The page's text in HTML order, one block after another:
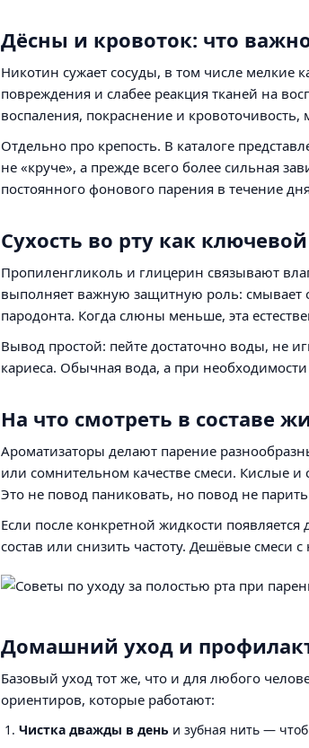
Дёсны и кровоток: что
Никотин сужает сосуды, в том числе
повреждения и слабее реакция тканей на
воспаления, покраснение и
Отдельно про крепость. В каталоге
не «круче», а прежде всего более сильная
постоянного фонового парения в течение
Сухость во рту как
Пропиленгликоль и глицерин связывают
выполняет важную защитную роль: смывает
пародонта. Когда слюны меньше, эта
Вывод простой: пейте достаточно воды, не
кариеса. Обычная вода, а при
На что смотреть в составе
Ароматизаторы делают парение
или сомнительном качестве смеси. Кислые и
Это не повод паниковать, но повод не
Если после конкретной жидкости
состав или снизить частоту. Дешёвые смеси
Домашний уход и
Базовый уход тот же, что и для любого
ориентиров, которые работают:
Чистка дважды в день и зубная нить —